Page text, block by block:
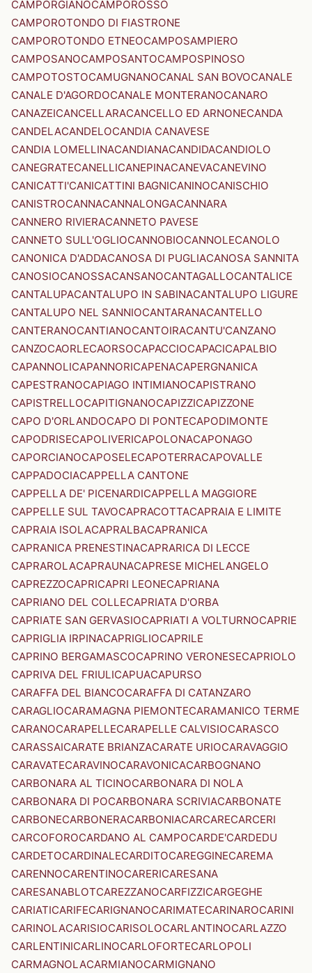
CAMPORGIANOCAMPOROSSO
CAMPOROTONDO DI FIASTRONE
CAMPOROTONDO ETNEOCAMPOSAMPIERO
CAMPOSANOCAMPOSANTOCAMPOSPINOSO
CAMPOTOSTOCAMUGNANOCANAL SAN BOVOCANALE
CANALE D'AGORDOCANALE MONTERANOCANARO
CANAZEICANCELLARACANCELLO ED ARNONECANDA
CANDELACANDELOCANDIA CANAVESE
CANDIA LOMELLINACANDIANACANDIDACANDIOLO
CANEGRATECANELLICANEPINACANEVACANEVINO
CANICATTI'CANICATTINI BAGNICANINOCANISCHIO
CANISTROCANNACANNALONGACANNARA
CANNERO RIVIERACANNETO PAVESE
CANNETO SULL'OGLIOCANNOBIOCANNOLECANOLO
CANONICA D'ADDACANOSA DI PUGLIACANOSA SANNITA
CANOSIOCANOSSACANSANOCANTAGALLOCANTALICE
CANTALUPACANTALUPO IN SABINACANTALUPO LIGURE
CANTALUPO NEL SANNIOCANTARANACANTELLO
CANTERANOCANTIANOCANTOIRACANTU'CANZANO
CANZOCAORLECAORSOCAPACCIOCAPACICAPALBIO
CAPANNOLICAPANNORICAPENACAPERGNANICA
CAPESTRANOCAPIAGO INTIMIANOCAPISTRANO
CAPISTRELLOCAPITIGNANOCAPIZZICAPIZZONE
CAPO D'ORLANDOCAPO DI PONTECAPODIMONTE
CAPODRISECAPOLIVERICAPOLONACAPONAGO
CAPORCIANOCAPOSELECAPOTERRACAPOVALLE
CAPPADOCIACAPPELLA CANTONE
CAPPELLA DE' PICENARDICAPPELLA MAGGIORE
CAPPELLE SUL TAVOCAPRACOTTACAPRAIA E LIMITE
CAPRAIA ISOLACAPRALBACAPRANICA
CAPRANICA PRENESTINACAPRARICA DI LECCE
CAPRAROLACAPRAUNACAPRESE MICHELANGELO
CAPREZZOCAPRICAPRI LEONECAPRIANA
CAPRIANO DEL COLLECAPRIATA D'ORBA
CAPRIATE SAN GERVASIOCAPRIATI A VOLTURNOCAPRIE
CAPRIGLIA IRPINACAPRIGLIOCAPRILE
CAPRINO BERGAMASCOCAPRINO VERONESECAPRIOLO
CAPRIVA DEL FRIULICAPUACAPURSO
CARAFFA DEL BIANCOCARAFFA DI CATANZARO
CARAGLIOCARAMAGNA PIEMONTECARAMANICO TERME
CARANOCARAPELLECARAPELLE CALVISIOCARASCO
CARASSAICARATE BRIANZACARATE URIOCARAVAGGIO
CARAVATECARAVINOCARAVONICACARBOGNANO
CARBONARA AL TICINOCARBONARA DI NOLA
CARBONARA DI POCARBONARA SCRIVIACARBONATE
CARBONECARBONERACARBONIACARCARECARCERI
CARCOFOROCARDANO AL CAMPOCARDE'CARDEDU
CARDETOCARDINALECARDITOCAREGGINECAREMA
CARENNOCARENTINOCARERICARESANA
CARESANABLOTCAREZZANOCARFIZZICARGEGHE
CARIATICARIFECARIGNANOCARIMATECARINAROCARINI
CARINOLACARISIOCARISOLOCARLANTINOCARLAZZO
CARLENTINICARLINOCARLOFORTECARLOPOLI
CARMAGNOLACARMIANOCARMIGNANO